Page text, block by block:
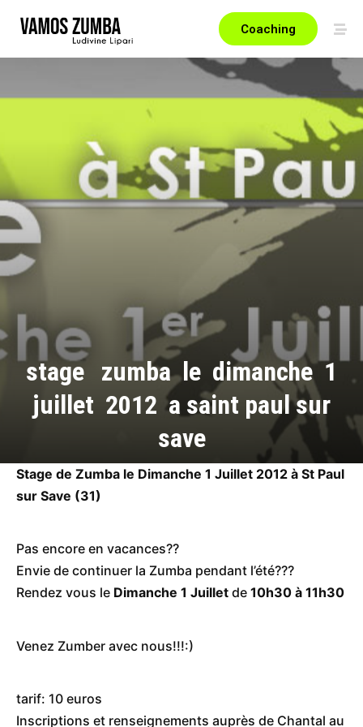
Coaching
stage zumba le dimanche 1
juillet 2012 a saint paul sur
save
Stage de Zumba le Dimanche 1 Juillet 2012 à St Paul
sur Save (31)
Pas encore en vacances??
Envie de continuer la Zumba pendant l’été???
Rendez vous le Dimanche 1 Juillet de 10h30 à 11h30
Venez Zumber avec nous!!!:)
tarif: 10 euros
Inscriptions et renseignements auprès de Chantal au